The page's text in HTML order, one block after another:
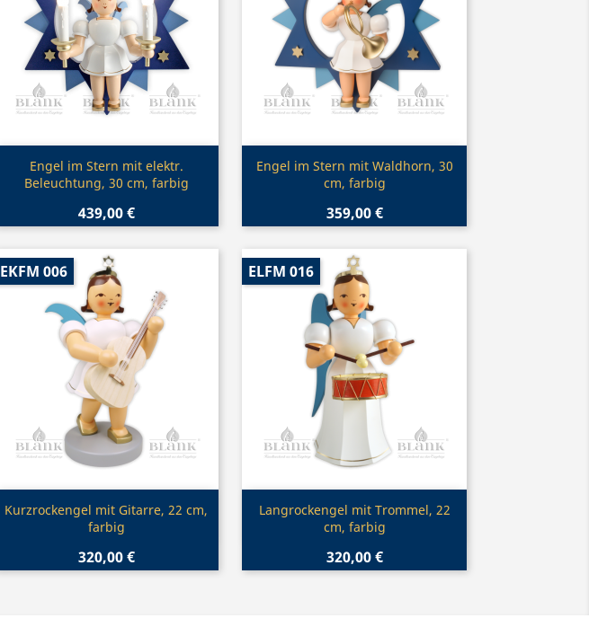
 Vorschau
Engel im Stern mit elektr.
Beleuchtung, 30 cm, farbig
439,00 €
Vorschau
Engel im Stern mit Waldhorn, 30
cm, farbig
359,00 €
Vorschau
Kurzrockengel mit Gitarre, 22 cm,
farbig
320,00 €
EKFM 006
Vorschau
Langrockengel mit Trommel, 22
cm, farbig
320,00 €
ELFM 016